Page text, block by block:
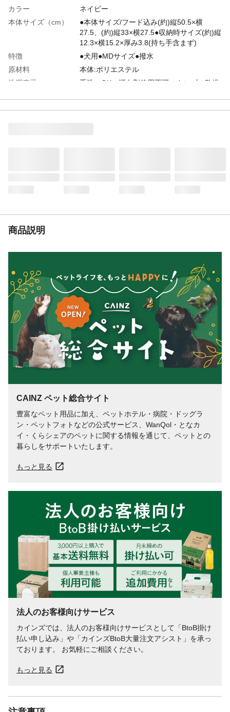
カラー
ネイビー
本体サイズ（cm）
●本体サイズ/フード込み(約)縦50.5×横
27.5、(約)縦33×横27.5●収納時サイズ(約)縦
12.3×横15.2×厚み3.8(持ち手含まず)
特徴
●犬用●MDサイズ●撥水
原材料
本体:ポリエステル
洗濯表示
手洗いOK、漂白剤使用不可、タンブル乾燥
首回り
商品説明
CAINZ ペット総合サイト
豊富なペット用品に加え、ペットホテル・病院・ドッグラ
ン・ペットフォトなどの公式サービス、WanQol・となカ
イ・くらシェアのペットに関する情報を通じて、ペットとの
暮らしをサポートいたします。
もっと見る
法人のお客様向けサービス
カインズでは、法人のお客様向けサービスとして「BtoB掛け
払い申し込み」や「カインズBtoB大量注文アシスト」を承っ
ております。 お気軽にご相談ください。
もっと見る